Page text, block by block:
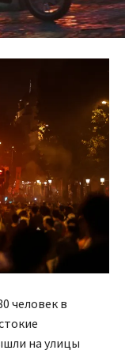
человек в
на улицы